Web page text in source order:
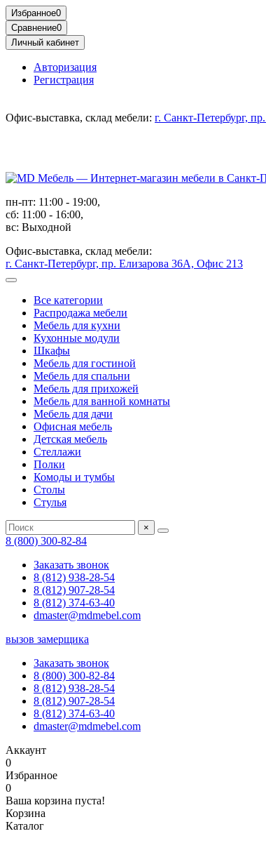
Избранное0
Сравнение0
Личный кабинет
Авторизация
Регистрация
Офис-выставка, склад мебели: г. Санкт-Петербург,
пн-пт: 11:00 - 19:00,
сб: 11:00 - 16:00,
вс: Выходной
Офис-выставка, склад мебели:
г. Санкт-Петербург, пр. Елизарова 36А, Офис 213
Все категории
Распродажа мебели
Мебель для кухни
Кухонные модули
Шкафы
Мебель для гостиной
Мебель для спальни
Мебель для прихожей
Мебель для ванной комнаты
Мебель для дачи
Офисная мебель
Детская мебель
Стеллажи
Полки
Комоды и тумбы
Столы
Стулья
×
8 (800) 300-82-84
Заказать звонок
8 (812) 938-28-54
8 (812) 907-28-54
8 (812) 374-63-40
dmaster@mdmebel.com
вызов замерщика
Заказать звонок
8 (800) 300-82-84
8 (812) 938-28-54
8 (812) 907-28-54
8 (812) 374-63-40
dmaster@mdmebel.com
Аккаунт
0
Избранное
0
Ваша корзина пуста!
Корзина
Каталог